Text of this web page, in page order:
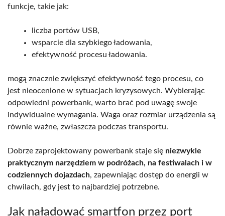
funkcje, takie jak:
liczba portów USB,
wsparcie dla szybkiego ładowania,
efektywność procesu ładowania.
mogą znacznie zwiększyć efektywność tego procesu, co
jest nieocenione w sytuacjach kryzysowych. Wybierając
odpowiedni powerbank, warto brać pod uwagę swoje
indywidualne wymagania. Waga oraz rozmiar urządzenia są
równie ważne, zwłaszcza podczas transportu.
Dobrze zaprojektowany powerbank staje się niezwykle
praktycznym narzędziem w podróżach, na festiwalach i w
codziennych dojazdach, zapewniając dostęp do energii w
chwilach, gdy jest to najbardziej potrzebne.
Jak naładować smartfon przez port